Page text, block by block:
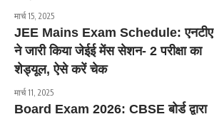
मार्च 15, 2025
JEE Mains Exam Schedule: एनटीए
ने जारी किया जेईई मेंस सेशन- 2 परीक्षा का
शेड्यूल, ऐसे करें चेक
मार्च 11, 2025
Board Exam 2026: CBSE बोर्ड द्वारा